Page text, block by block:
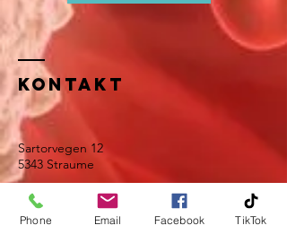
Kontakt
Sartorvegen 12
5343 Straume
Sartor Storsenter 3.etg. (ved siden av
Arkaden legesenter)
post@maxliving.no
Phone Email Facebook TikTok